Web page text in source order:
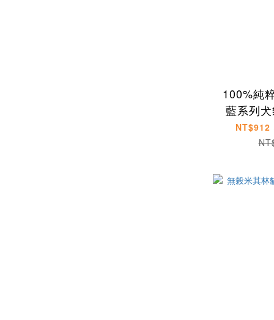
100%純
藍系列
NT$912